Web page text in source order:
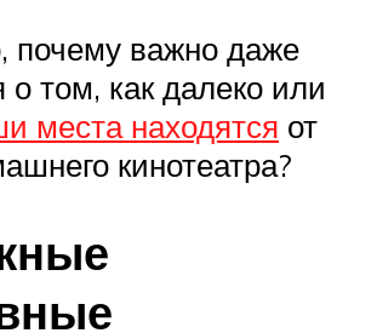
почему важно даже
о том, как далеко или
места находятся от
кинотеатра?